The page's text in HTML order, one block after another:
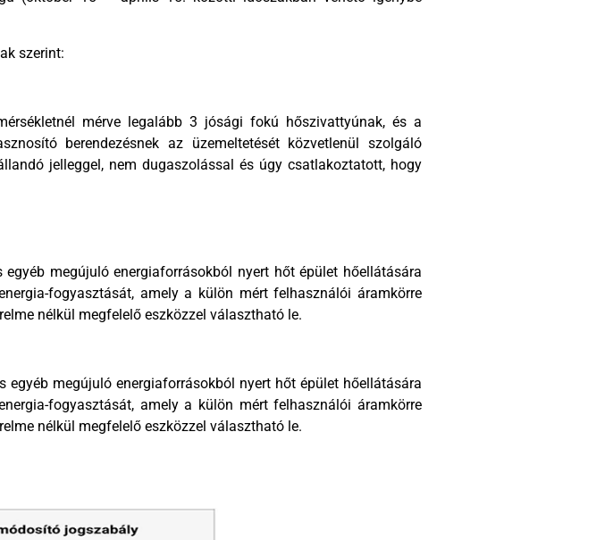
szerint:
mérve legalább 3 jósági fokú hőszivattyúnak, és a
berendezésnek az üzemeltetését közvetlenül szolgáló
jelleggel, nem dugaszolással és úgy csatlakoztatott, hogy
megújuló energiaforrásokból nyert hőt épület hőellátására
fogyasztását, amely a külön mért felhasználói áramkörre
nélkül megfelelő eszközzel választható le.
megújuló energiaforrásokból nyert hőt épület hőellátására
fogyasztását, amely a külön mért felhasználói áramkörre
nélkül megfelelő eszközzel választható le.